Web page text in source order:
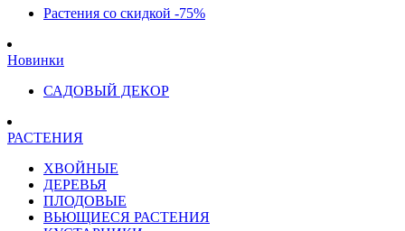
Растения со скидкой -75%
Новинки
САДОВЫЙ ДЕКОР
РАСТЕНИЯ
ХВОЙНЫЕ
ДЕРЕВЬЯ
ПЛОДОВЫЕ
ВЬЮЩИЕСЯ РАСТЕНИЯ